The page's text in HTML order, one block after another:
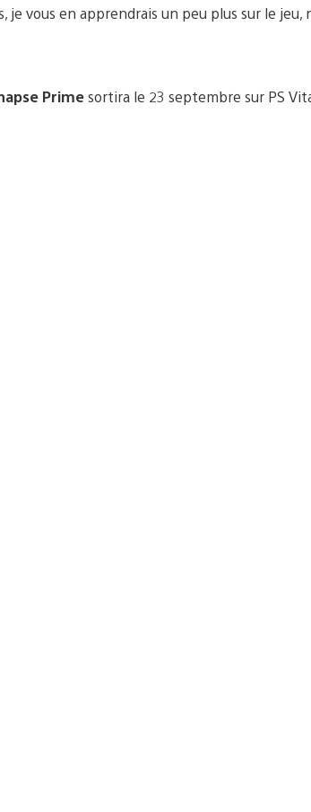
je vous en apprendrais un peu plus sur le
Primesortira le 23 septembre sur PS